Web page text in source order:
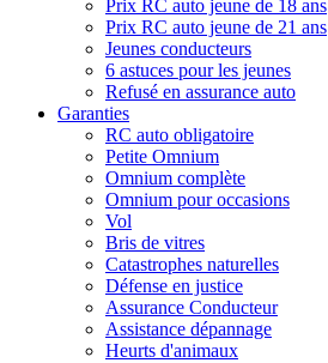
Prix RC auto jeune de 18 ans
Prix RC auto jeune de 21 ans
Jeunes conducteurs
6 astuces pour les jeunes
Refusé en assurance auto
Garanties
RC auto obligatoire
Petite Omnium
Omnium complète
Omnium pour occasions
Vol
Bris de vitres
Catastrophes naturelles
Défense en justice
Assurance Conducteur
Assistance dépannage
Heurts d'animaux